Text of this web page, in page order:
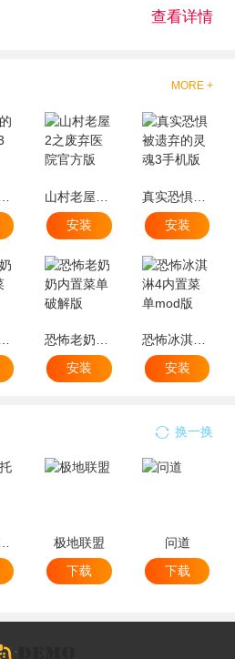
查看详情
MORE +
安装
安装
安装
安装
换一换
极地联盟
下载
问道
下载